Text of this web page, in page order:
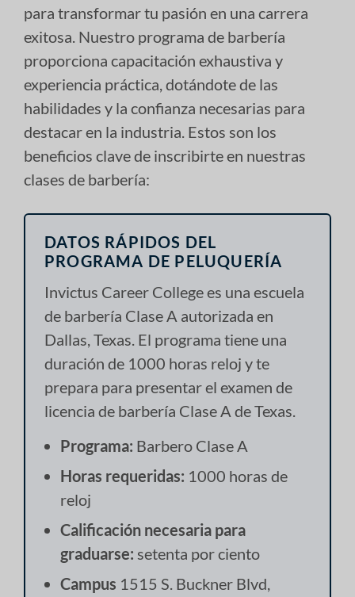
para transformar tu pasión en una carrera
exitosa. Nuestro programa de barbería
proporciona capacitación exhaustiva y
experiencia práctica, dotándote de las
habilidades y la confianza necesarias para
destacar en la industria. Estos son los
beneficios clave de inscribirte en nuestras
clases de barbería:
DATOS RÁPIDOS DEL
PROGRAMA DE PELUQUERÍA
Invictus Career College es una escuela
de barbería Clase A autorizada en
Dallas, Texas. El programa tiene una
duración de 1000 horas reloj y te
prepara para presentar el examen de
licencia de barbería Clase A de Texas.
Programa: Barbero Clase A
Horas requeridas: 1000 horas de
reloj
Calificación necesaria para
graduarse: setenta por ciento
Campus 1515 S. Buckner Blvd,